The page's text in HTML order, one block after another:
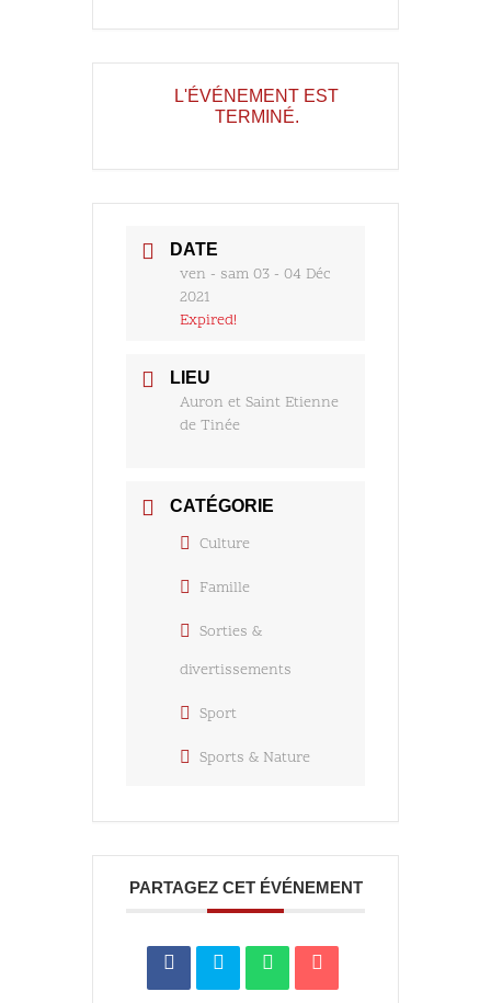
L'ÉVÉNEMENT EST
TERMINÉ.
DATE
ven - sam 03 - 04 Déc
2021
Expired!
LIEU
Auron et Saint Etienne
de Tinée
CATÉGORIE
Culture
Famille
Sorties &
divertissements
Sport
Sports & Nature
PARTAGEZ CET ÉVÉNEMENT